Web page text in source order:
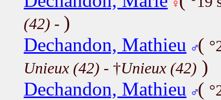
(42) - )
Dechandon, Mathieu
(
Unieux (42) - †Unieux (42) )
Dechandon, Mathieu
(